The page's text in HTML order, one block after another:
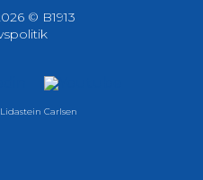
© B1913
Carlsen